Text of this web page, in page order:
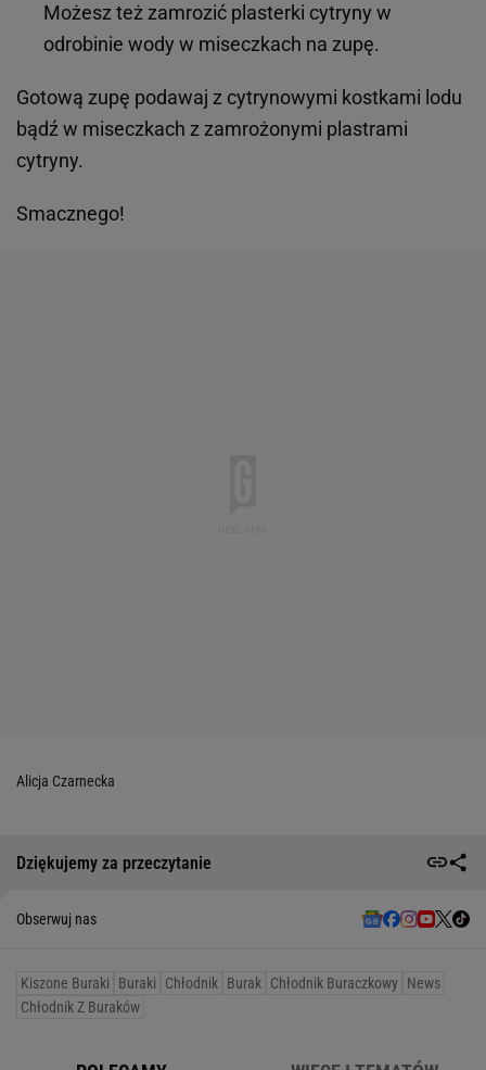
Możesz też zamrozić plasterki cytryny w
odrobinie wody w miseczkach na zupę.
Gotową zupę podawaj z cytrynowymi kostkami lodu
bądź w miseczkach z zamrożonymi plastrami
cytryny.
Smacznego!
Alicja Czarnecka
Dziękujemy za przeczytanie
Obserwuj nas
Kiszone Buraki Buraki Chłodnik Burak Chłodnik Buraczkowy News
Chłodnik Z Buraków